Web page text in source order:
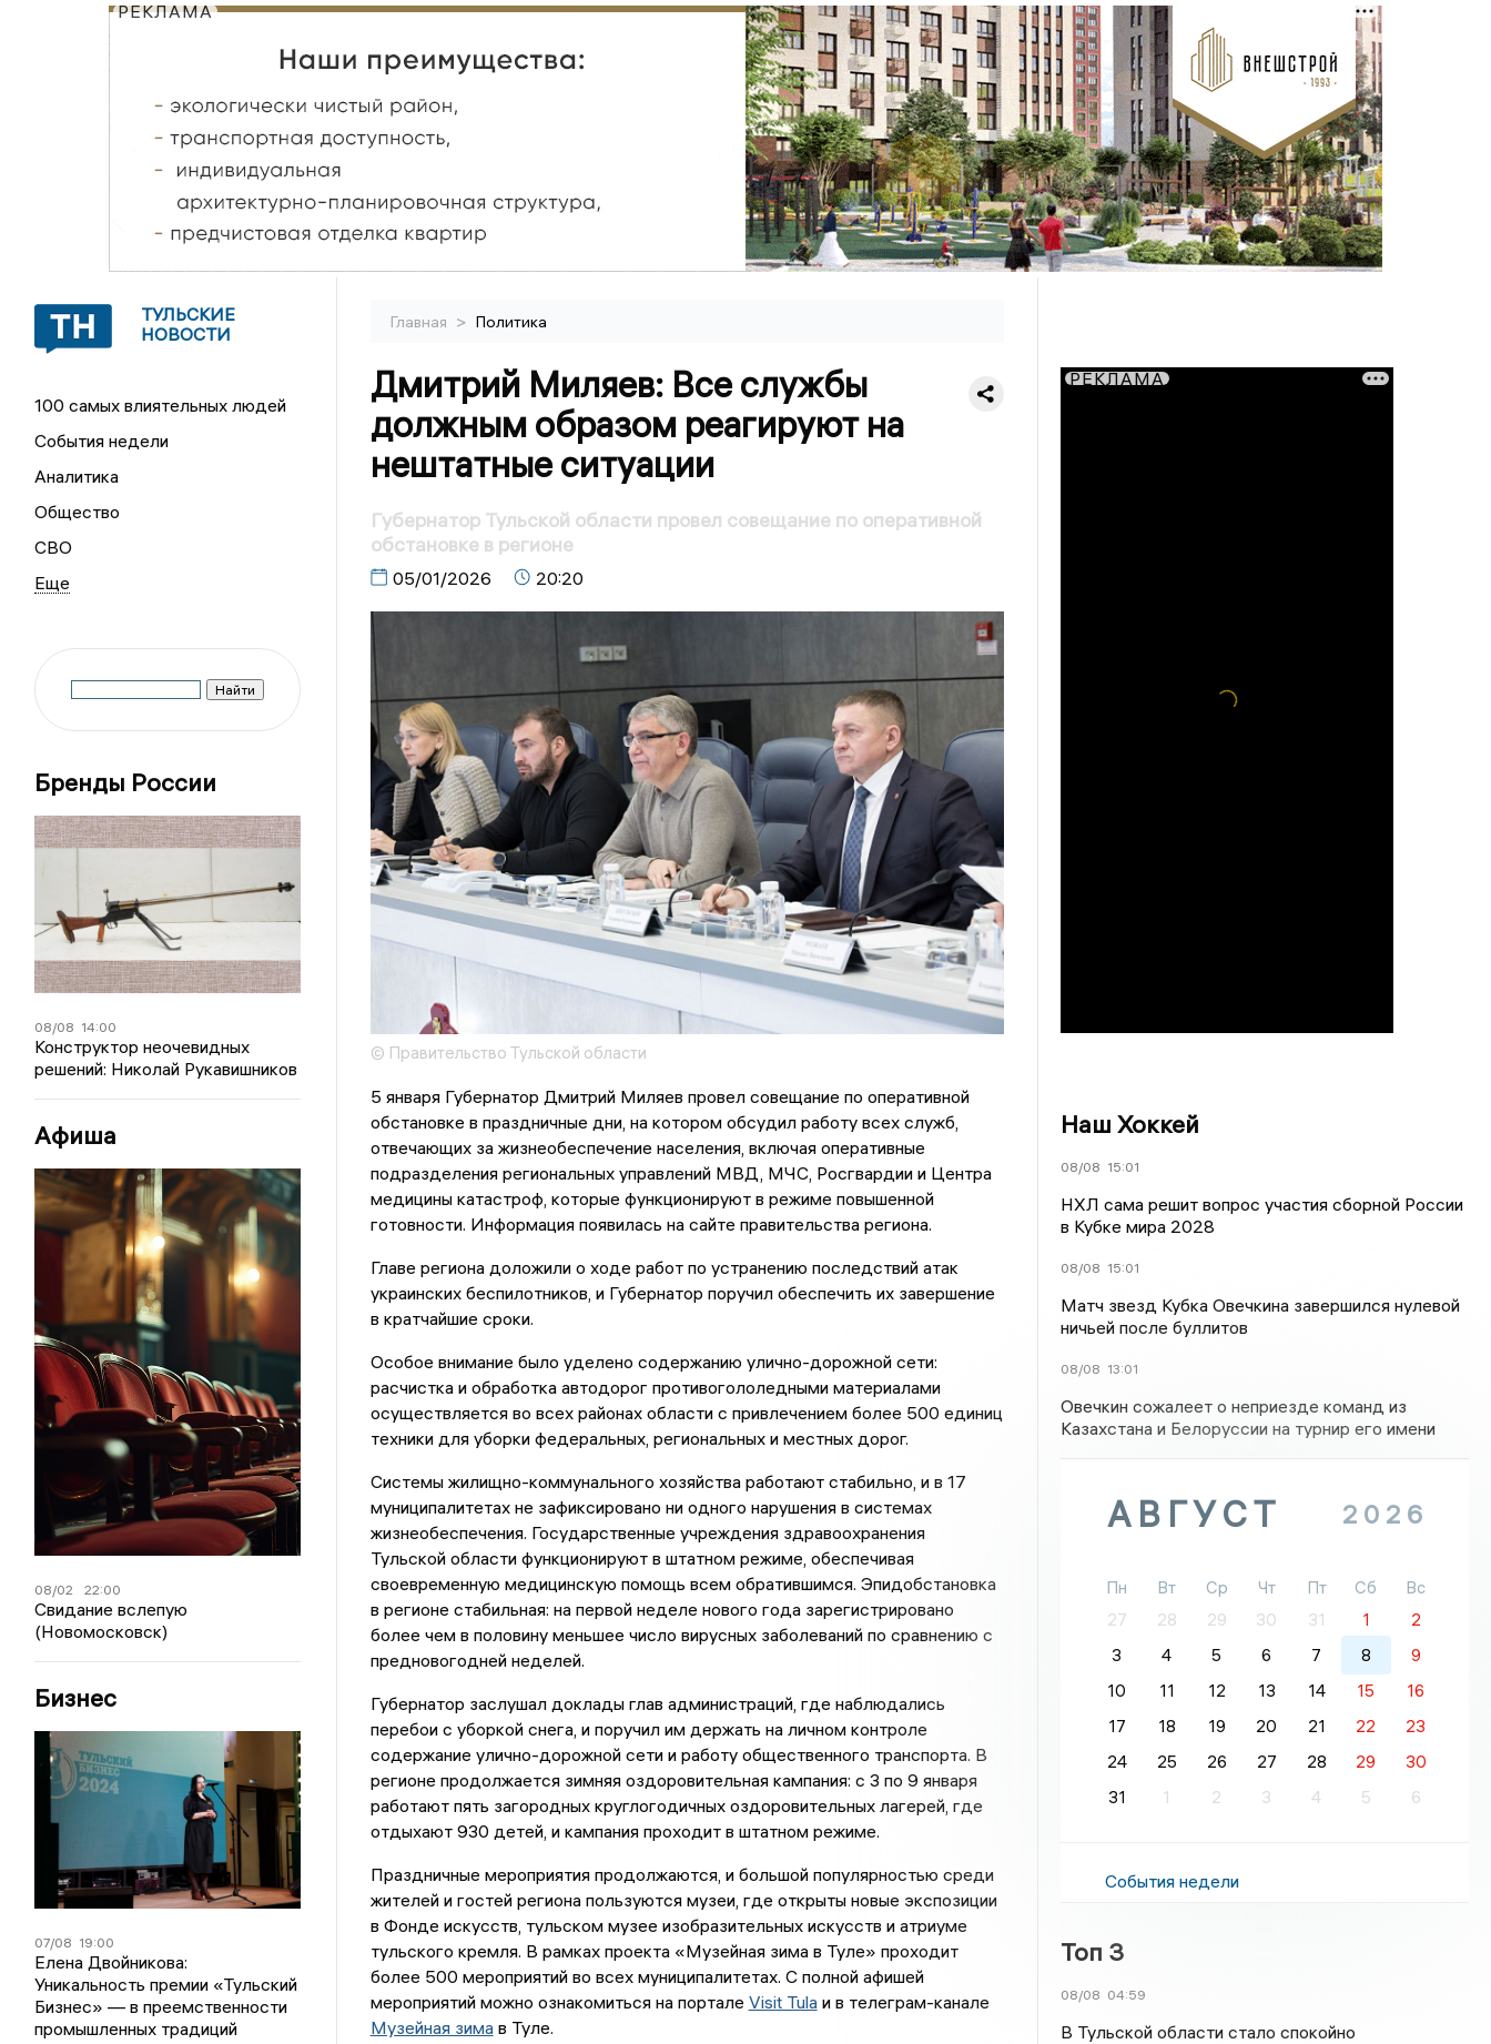
РЕКЛАМА
ТУЛЬСКИЕ
НОВОСТИ
100 самых влиятельных людей
События недели
Аналитика
Общество
СВО
Бренды России
08/08 14:00
Конструктор неочевидных
решений: Николай Рукавишников
Афиша
08/02 22:00
Свидание вслепую
(Новомосковск)
Бизнес
07/08 19:00
Елена Двойникова:
Уникальность премии «Тульский
Бизнес» — в преемственности
промышленных традиций
Главная > Политика
Дмитрий Миляев: Все службы
должным образом реагируют на
нештатные ситуации
Губернатор Тульской области провел совещание по оперативной
обстановке в регионе
05/01/2026 20:20
© Правительство Тульской области
5 января Губернатор Дмитрий Миляев провел совещание по оперативной
обстановке в праздничные дни, на котором обсудил работу всех служб,
отвечающих за жизнеобеспечение населения, включая оперативные
подразделения региональных управлений МВД, МЧС, Росгвардии и Центра
медицины катастроф, которые функционируют в режиме повышенной
готовности. Информация появилась на сайте правительства региона.
Главе региона доложили о ходе работ по устранению последствий атак
украинских беспилотников, и Губернатор поручил обеспечить их завершение
в кратчайшие сроки.
Особое внимание было уделено содержанию улично-дорожной сети:
расчистка и обработка автодорог противогололедными материалами
осуществляется во всех районах области с привлечением более 500 единиц
техники для уборки федеральных, региональных и местных дорог.
Системы жилищно-коммунального хозяйства работают стабильно, и в 17
муниципалитетах не зафиксировано ни одного нарушения в системах
жизнеобеспечения. Государственные учреждения здравоохранения
Тульской области функционируют в штатном режиме, обеспечивая
своевременную медицинскую помощь всем обратившимся. Эпидобстановка
в регионе стабильная: на первой неделе нового года зарегистрировано
более чем в половину меньшее число вирусных заболеваний по сравнению с
предновогодней неделей.
Губернатор заслушал доклады глав администраций, где наблюдались
перебои с уборкой снега, и поручил им держать на личном контроле
содержание улично-дорожной сети и работу общественного транспорта. В
регионе продолжается зимняя оздоровительная кампания: с 3 по 9 января
работают пять загородных круглогодичных оздоровительных лагерей, где
отдыхают 930 детей, и кампания проходит в штатном режиме.
Праздничные мероприятия продолжаются, и большой популярностью среди
жителей и гостей региона пользуются музеи, где открыты новые экспозиции
в Фонде искусств, тульском музее изобразительных искусств и атриуме
тульского кремля. В рамках проекта «Музейная зима в Туле» проходит
более 500 мероприятий во всех муниципалитетах. С полной афишей
мероприятий можно ознакомиться на портале Visit Tulaи в телеграм-канале
Музейная зимав Туле.
РЕКЛАМА
Наш Хоккей
08/08 15:01
НХЛ сама решит вопрос участия сборной России
в Кубке мира 2028
08/08 15:01
Матч звезд Кубка Овечкина завершился нулевой
ничьей после буллитов
08/08 13:01
Овечкин сожалеет о неприезде команд из
Казахстана и Белоруссии на турнир его имени
АВГУСТ 2026
Пн Вт Ср Чт Пт Сб
Вс
27
28 29 30 31 1
2
3
4 5 6 7 8
9
10
11 12 13 14 15
16
17
18 19 20 21 22
23
24
25 26 27 28 29
30
31
1 2 3 4 5 6
События недели
Топ 3
08/08 04:59
В Тульской области стало спокойно